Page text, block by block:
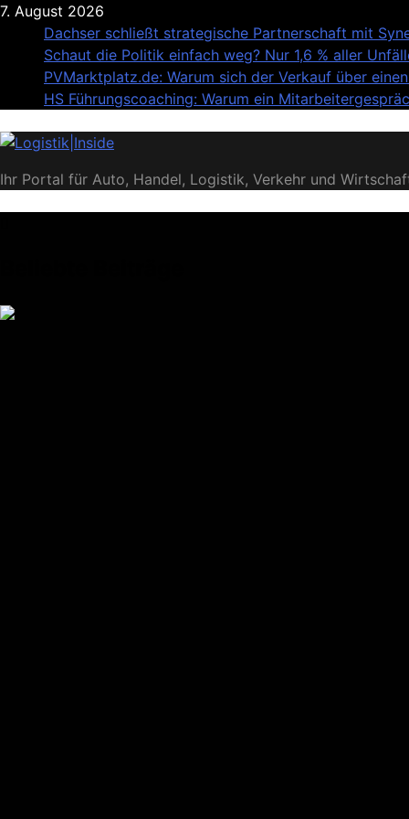
Skip
content
7. August 2026
Dachser schließt strategische Partnerschaft mit
Schaut die Politik einfach weg? Nur 1,6 % aller
PVMarktplatz.de: Warum sich der Verkauf über
HS Führungscoaching: Warum ein
Logistik|Inside
Ihr Portal für Auto, Handel, Logistik, Verkehr und